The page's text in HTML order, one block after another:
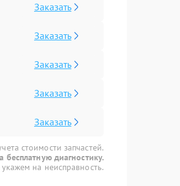
Заказать
Заказать
Заказать
Заказать
Заказать
стоимости запчастей.
бесплатную диагностику.
на неисправность.